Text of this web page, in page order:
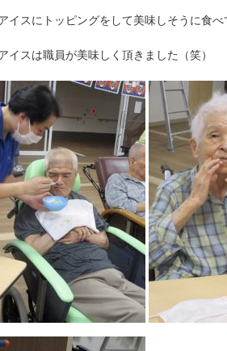
イスにトッピングをして美味しそうに食べ
イスは職員が美味しく頂きました（笑）